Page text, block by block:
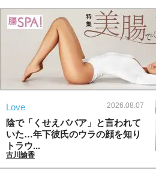
Love 2026.08.07
陰で「くせえババア」と言われて
いた…年下彼氏のウラの顔を知り
トラウ...
古川諭香